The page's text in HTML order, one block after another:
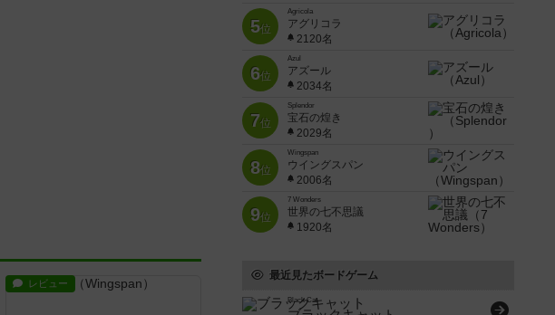
レビュー
5位
Agricola
アグリコラ
2120名
6位
Azul
アズール
2034名
7位
Splendor
宝石の煌き
2029名
8位
Wingspan
ウイングスパン
2006名
9位
7 Wonders
世界の七不思議
1920名
最近見たボードゲーム
Black Cat